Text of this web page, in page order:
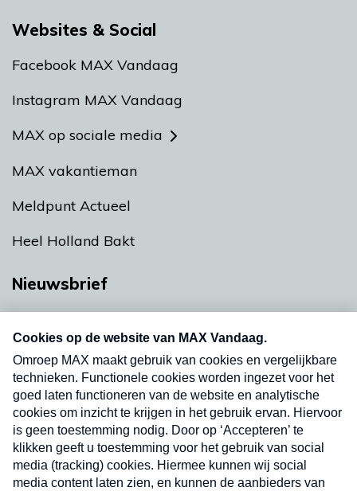
Websites & Social
Facebook MAX Vandaag
Instagram MAX Vandaag
MAX op sociale media
MAX vakantieman
Meldpunt Actueel
Heel Holland Bakt
Nieuwsbrief
nieuwsbrief. Elke vrijdag- en dinsdagochtend in
uw mailbox.
Verzend